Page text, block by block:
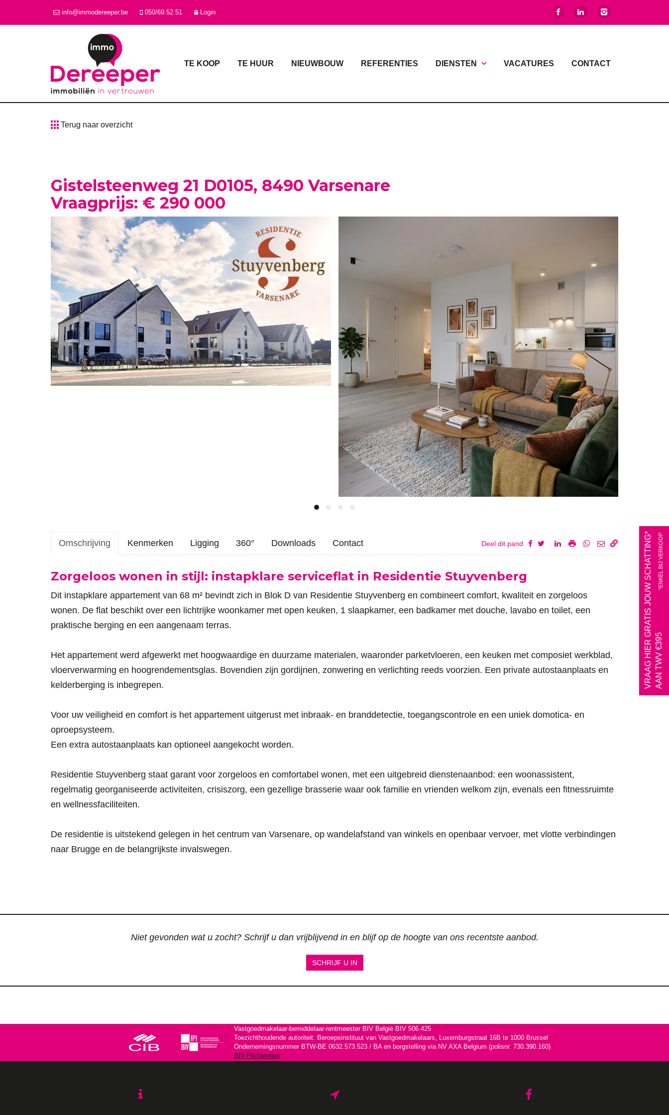
info@immodereeper.be 050/69.52.51 Login
TE KOOP TE HUUR NIEUWBOUW REFERENTIES DIENSTEN VACATURES CONTACT
Terug naar overzicht
Gistelsteenweg 21 D0105, 8490 Varsenare
Vraagprijs: € 290 000
Omschrijving Kenmerken Ligging 360° Downloads Contact Deel dit pand
Omschrijving
Zorgeloos wonen in stijl: instapklare serviceflat in Residentie Stuyvenberg
Dit instapklare appartement van 68 m² bevindt zich in Blok D van Residentie Stuyvenberg en combineert comfort, kwaliteit en zorgeloos
wonen. De flat beschikt over een lichtrijke woonkamer met open keuken, 1 slaapkamer, een badkamer met douche, lavabo en toilet, een
praktische berging en een aangenaam terras.
Het appartement werd afgewerkt met hoogwaardige en duurzame materialen, waaronder parketvloeren, een keuken met composiet werkblad,
vloerverwarming en hoogrendementsglas. Bovendien zijn gordijnen, zonwering en verlichting reeds voorzien. Een private autostaanplaats en
kelderberging is inbegrepen.
Voor uw veiligheid en comfort is het appartement uitgerust met inbraak- en branddetectie, toegangscontrole en een uniek domotica- en
oproepsysteem.
Een extra autostaanplaats kan optioneel aangekocht worden.
Residentie Stuyvenberg staat garant voor zorgeloos en comfortabel wonen, met een uitgebreid dienstenaanbod: een woonassistent,
regelmatig georganiseerde activiteiten, crisiszorg, een gezellige brasserie waar ook familie en vrienden welkom zijn, evenals een fitnessruimte
en wellnessfaciliteiten.
De residentie is uitstekend gelegen in het centrum van Varsenare, op wandelafstand van winkels en openbaar vervoer, met vlotte verbindingen
naar Brugge en de belangrijkste invalswegen.
Niet gevonden wat u zocht? Schrijf u dan vrijblijvend in en blijf op de hoogte van ons recentste aanbod.
SCHRIJF U IN
Vastgoedmakelaar-bemiddelaar-rentmeester BIV België BIV 506.425
Toezichthoudende autoriteit: Beroepsinstituut van Vastgoedmakelaars, Luxemburgstraat 16B te 1000 Brussel
Ondernemingsnummer BTW-BE 0632.573.523 / BA en borgstelling via NV AXA Belgium (polisnr. 730.390.160)
BIV-Plichtenleer
VRAAG HIER GRATIS JOUW SCHATTING*AAN TWV €395
*ENKEL BIJ VERKOOP